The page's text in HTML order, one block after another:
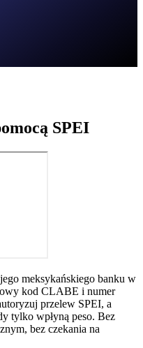
SPEI
meksykańskiego banku w
kod CLABE i numer
przelew SPEI, a
tylko wpłyną peso. Bez
bez czekania na